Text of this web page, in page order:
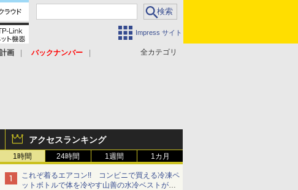
Impress サイト
全カテゴリ
画
バックナンバー
アクセスランキング
1時間 24時間 1週間 1カ月
これぞ着るエアコン!! コンビニで買える冷凍ペ
ットボトルで体を冷やす山善の水冷ベストがロ